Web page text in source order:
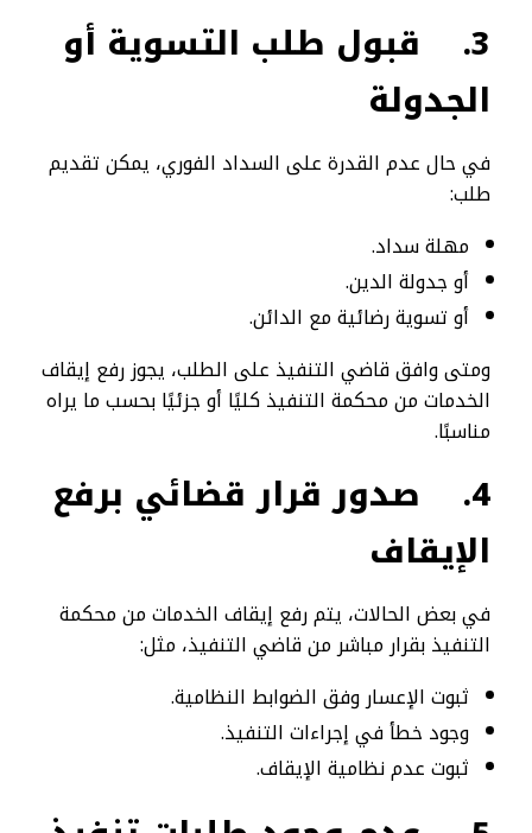
3.
قبول طلب التسوية أو
الجدولة
في حال عدم القدرة على السداد الفوري، يمكن تقديم
طلب:
مهلة سداد.
أو جدولة الدين.
أو تسوية رضائية مع الدائن.
ومتى وافق قاضي التنفيذ على الطلب، يجوز رفع إيقاف
الخدمات من محكمة التنفيذ كليًا أو جزئيًا بحسب ما يراه
مناسبًا.
4.
صدور قرار قضائي برفع
الإيقاف
في بعض الحالات، يتم رفع إيقاف الخدمات من محكمة
التنفيذ بقرار مباشر من قاضي التنفيذ، مثل:
ثبوت الإعسار وفق الضوابط النظامية.
وجود خطأ في إجراءات التنفيذ.
ثبوت عدم نظامية الإيقاف.